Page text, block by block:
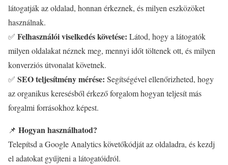
látogatják az oldalad, honnan érkeznek, és milyen eszközöket
használnak.
✅ Felhasználói viselkedés követése: Látod, hogy a látogatók
milyen oldalakat néznek meg, mennyi időt töltenek ott, és milyen
konverziós útvonalat követnek.
✅ SEO teljesítmény mérése: Segítségével ellenőrizheted, hogy
az organikus keresésből érkező forgalom hogyan teljesít más
forgalmi forrásokhoz képest.
📌 Hogyan használhatod?
Telepítsd a Google Analytics követőkódját az oldaladra, és kezdj
el adatokat gyűjteni a látogatóidról.